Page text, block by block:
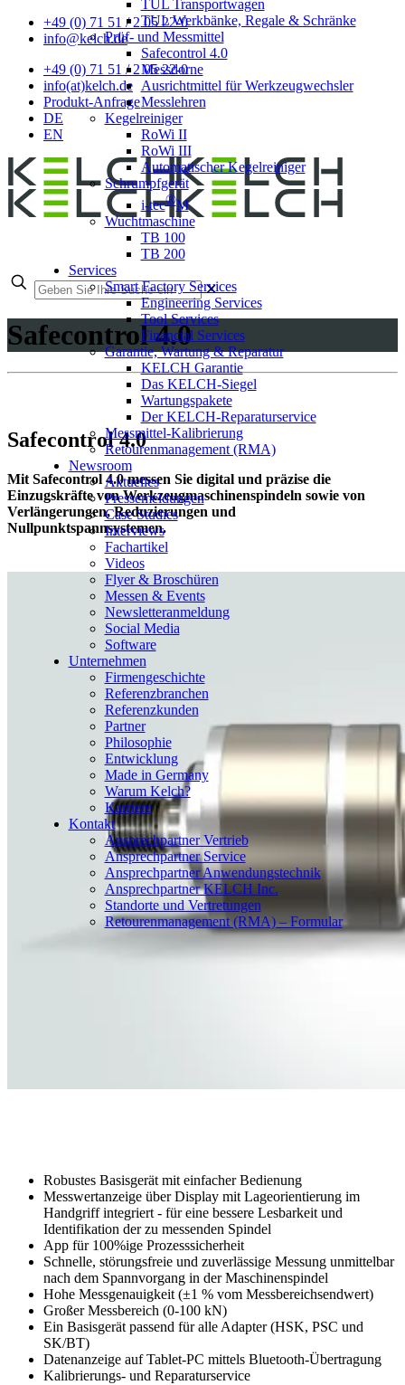
+49 (0) 71 51 / 2 05 22-0
info@kelch.de
+49 (0) 71 51 / 2 05 22-0
info(at)kelch.de
Produkt-Anfrage
DE
EN
TUL Transportwagen
TUL Werkbänke, Regale & Schränke
Prüf- und Messmittel
Safecontrol 4.0
Messdorne
Ausrichtmittel für Werkzeugwechsler
Messlehren
Kegelreiniger
RoWi II
RoWi III
Automatischer Kegelreiniger
Schrumpfgerät
i-tec®M
Wuchtmaschine
TB 100
TB 200
Services
Smart Factory Services
Engineering Services
Tool Services
Financial Services
Garantie, Wartung & Reparatur
KELCH Garantie
Das KELCH-Siegel
Wartungspakete
Der KELCH-Reparaturservice
Messmittel-Kalibrierung
Retourenmanagement (RMA)
Newsroom
Aktuelles
Pressemeldungen
Case Studies
Interviews
Fachartikel
Videos
Flyer & Broschüren
Messen & Events
Newsletteranmeldung
Social Media
Software
Unternehmen
Firmengeschichte
Referenzbranchen
Referenzkunden
Partner
Philosophie
Entwicklung
Made in Germany
Warum Kelch?
Karriere
Kontakt
Ansprechpartner Vertrieb
Ansprechpartner Service
Ansprechpartner Anwendungstechnik
Ansprechpartner KELCH Inc.
Standorte und Vertretungen
Retourenmanagement (RMA) – Formular
✕
Safecontrol 4.0
Safecontrol 4.0
Mit Safecontrol 4.0 messen Sie digital und präzise die
Einzugskräfte von Werkzeugmaschinenspindeln sowie von
Verlängerungen, Reduzierungen und
Nullpunktspannsystemen.
Robustes Basisgerät mit einfacher Bedienung
Messwertanzeige über Display mit Lageorientierung im
Handgriff integriert - für eine bessere Lesbarkeit und
Identifikation der zu messenden Spindel
App für 100%ige Prozesssicherheit
Schnelle, störungsfreie und zuverlässige Messung unmittelbar
nach dem Spannvorgang in der Maschinenspindel
Hohe Messgenauigkeit (±1 % vom Messbereichsendwert)
Großer Messbereich (0-100 kN)
Ein Basisgerät passend für alle Adapter (HSK, PSC und
SK/BT)
Datenanzeige auf Tablet-PC mittels Bluetooth-Übertragung
Kalibrierungs- und Reparaturservice